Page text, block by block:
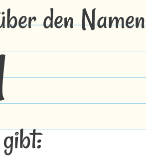
den Namen